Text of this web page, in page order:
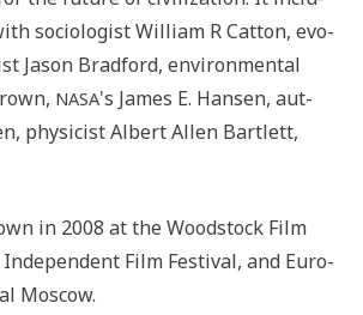
socio­lo­gist Wil­liam R Cat­ton, evo­
Jason Brad­ford, envi­ron­men­tal
NASA's James E. Han­sen, aut­
phy­si­cist Albert Allen Bart­lett,
in 2008 at the Wood­stock Film
Inde­pen­dent Film Festi­val, and Euro­
Moscow.